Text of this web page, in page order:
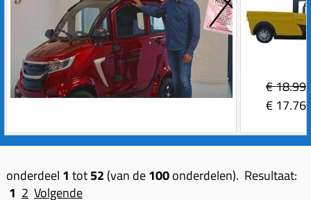
Zip
Sales
Elektrische delen
Achterlicht
Bougie 2-takt
Motordelen
Carburateurs (delen)
Achterbrug delen
Accessoires
€
€
onderdeel 1 tot52 (van de100onderdelen). Resultaat:
1 2 Volgende